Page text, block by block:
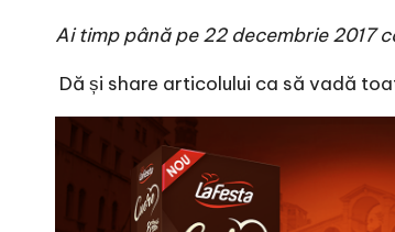
Ai timp până pe 22 decembrie 2017
Dă și share articolului ca să vadă